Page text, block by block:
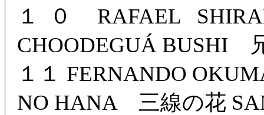
１０ RAFAEL
CHOODEGUÁ BUSHI
１１ FERNANDO
NO HANA 三線の花